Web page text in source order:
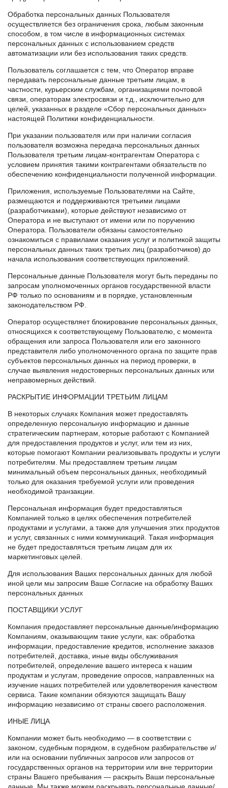
Обработка персональных данных Пользователя
осуществляется без ограничения срока, любым законным
способом, в том числе в информационных системах
персональных данных с использованием средств
автоматизации или без использования таких средств.
Пользователь соглашается с тем, что Оператор вправе
передавать персональные данные третьим лицам, в
частности, курьерским службам, организациями почтовой
связи, операторам электросвязи и т.д., исключительно для
целей, указанных в разделе «Сбор персональных данных»
настоящей Политики конфиденциальности.
При указании пользователя или при наличии согласия
пользователя возможна передача персональных данных
Пользователя третьим лицам-контрагентам Оператора с
условием принятия такими контрагентами обязательств по
обеспечению конфиденциальности полученной информации.
Приложения, используемые Пользователями на Сайте,
размещаются и поддерживаются третьими лицами
(разработчиками), которые действуют независимо от
Оператора и не выступают от имени или по поручению
Оператора. Пользователи обязаны самостоятельно
ознакомиться с правилами оказания услуг и политикой защиты
персональных данных таких третьих лиц (разработчиков) до
начала использования соответствующих приложений.
Персональные данные Пользователя могут быть переданы по
запросам уполномоченных органов государственной власти
РФ только по основаниям и в порядке, установленным
законодательством РФ.
Оператор осуществляет блокирование персональных данных,
относящихся к соответствующему Пользователю, с момента
обращения или запроса Пользователя или его законного
представителя либо уполномоченного органа по защите прав
субъектов персональных данных на период проверки, в
случае выявления недостоверных персональных данных или
неправомерных действий.
РАСКРЫТИЕ ИНФОРМАЦИИ ТРЕТЬИМ ЛИЦАМ
В некоторых случаях Компания может предоставлять
определенную персональную информацию и данные
стратегическим партнерам, которые работают с Компанией
для предоставления продуктов и услуг, или тем из них,
которые помогают Компании реализовывать продукты и услуги
потребителям. Мы предоставляем третьим лицам
минимальный объем персональных данных, необходимый
только для оказания требуемой услуги или проведения
необходимой транзакции.
Персональная информация будет предоставляться
Компанией только в целях обеспечения потребителей
продуктами и услугами, а также для улучшения этих продуктов
и услуг, связанных с ними коммуникаций. Такая информация
не будет предоставляться третьим лицам для их
маркетинговых целей.
Для использования Ваших персональных данных для любой
иной цели мы запросим Ваше Согласие на обработку Ваших
персональных данных
ПОСТАВЩИКИ УСЛУГ
Компания предоставляет персональные данные/информацию
Компаниям, оказывающим такие услуги, как: обработка
информации, предоставление кредитов, исполнение заказов
потребителей, доставка, иные виды обслуживания
потребителей, определение вашего интереса к нашим
продуктам и услугам, проведение опросов, направленных на
изучение наших потребителей или удовлетворения качеством
сервиса. Такие компании обязуются защищать Вашу
информацию независимо от страны своего расположения.
ИНЫЕ ЛИЦА
Компании может быть необходимо — в соответствии с
законом, судебным порядком, в судебном разбирательстве и/
или на основании публичных запросов или запросов от
государственных органов на территории или вне территории
страны Вашего пребывания — раскрыть Ваши персональные